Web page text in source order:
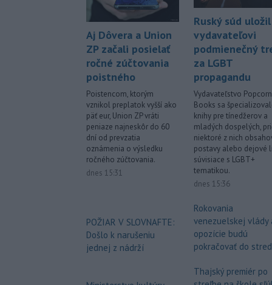
Aj Dôvera a Union
ZP začali posielať
ročné zúčtovania
poistného
Poistencom, ktorým
vznikol preplatok vyšší ako
päť eur, Union ZP vráti
peniaze najneskôr do 60
dní od prevzatia
oznámenia o výsledku
ročného zúčtovania.
dnes 15:31
POŽIAR V SLOVNAFTE:
Došlo k narušeniu
jednej z nádrží
Ruský súd uložil
vydavateľovi
podmienečný
za LGBT
propagandu
Vydavateľstvo Popcorn
Books sa
knihy pre tínedžerov a
mladých dospelých,
niektoré z nich
postavy alebo dejové
súvisiace s LGBT+
tematikou.
dnes 15:36
Rokovania
venezuelskej vlády
opozície budú
pokračovať do
Thajský premiér po